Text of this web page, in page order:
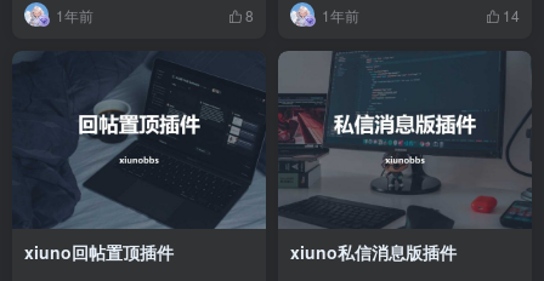
1年前 8 1年前 14
xiuno回帖置顶插件 xiuno私信消息版插件